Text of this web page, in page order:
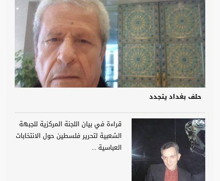
حلف بغداد يتجدد
قراءة في بيان اللجنة المركزية للجبهة
الشعبية لتحرير فلسطين حول الانتخابات
العباسية ...